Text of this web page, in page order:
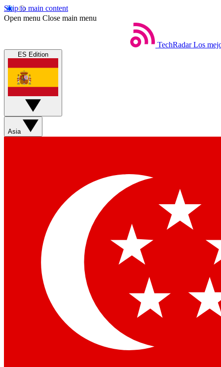
Skip to main content
Open menu Close main menu
TechRadar Los
ES Edition
Asia